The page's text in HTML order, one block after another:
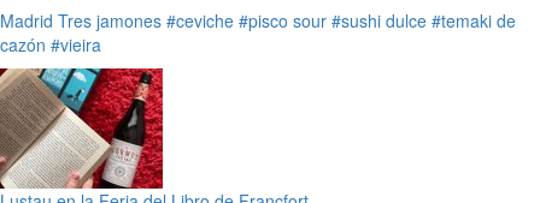
Madrid Tres jamones #ceviche #pisco sour #sushi dulce #temaki de
cazón #vieira